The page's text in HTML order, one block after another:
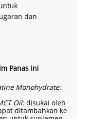
dan
Panas Ini
Monohydrate:
Oil: disukai oleh
ditambahkan ke